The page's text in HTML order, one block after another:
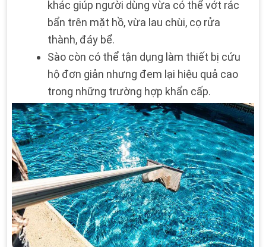
khác giúp người dùng vừa có thể vớt rác
bẩn trên mặt hồ, vừa lau chùi, cọ rửa
thành, đáy bể.
Sào còn có thể tận dụng làm thiết bị cứu
hộ đơn giản nhưng đem lại hiệu quả cao
trong những trường hợp khẩn cấp.